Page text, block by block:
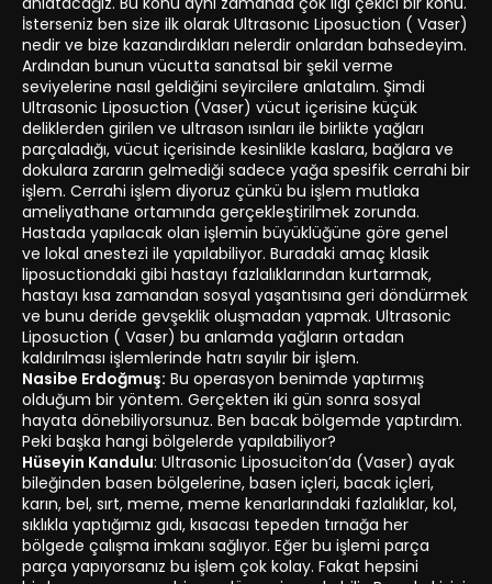
İsterseniz ben size ilk olarak Ultrasonıc Liposuction ( Vaser)
nedir ve bize kazandırdıkları nelerdir onlardan bahsedeyim.
Ardından bunun vücutta sanatsal bir şekil verme
seviyelerine nasıl geldiğini seyircilere anlatalım. Şimdi
Ultrasonic Liposuction (Vaser) vücut içerisine küçük
deliklerden girilen ve ultrason ısınları ile birlikte yağları
parçaladığı, vücut içerisinde kesinlikle kaslara, bağlara ve
dokulara zararın gelmediği sadece yağa spesifik cerrahi bir
işlem. Cerrahi işlem diyoruz çünkü bu işlem mutlaka
ameliyathane ortamında gerçekleştirilmek zorunda.
Hastada yapılacak olan işlemin büyüklüğüne göre genel
ve lokal anestezi ile yapılabiliyor. Buradaki amaç klasik
liposuctiondaki gibi hastayı fazlalıklarından kurtarmak,
hastayı kısa zamandan sosyal yaşantısına geri döndürmek
ve bunu deride gevşeklik oluşmadan yapmak. Ultrasonic
Liposuction ( Vaser) bu anlamda yağların ortadan
kaldırılması işlemlerinde hatrı sayılır bir işlem.
Nasibe Erdoğmuş: Bu operasyon benimde yaptırmış
olduğum bir yöntem. Gerçekten iki gün sonra sosyal
hayata dönebiliyorsunuz. Ben bacak bölgemde yaptırdım.
Peki başka hangi bölgelerde yapılabiliyor?
Hüseyin Kandulu: Ultrasonic Liposuciton’da (Vaser) ayak
bileğinden basen bölgelerine, basen içleri, bacak içleri,
karın, bel, sırt, meme, meme kenarlarındaki fazlalıklar, kol,
sıklıkla yaptığımız gıdı, kısacası tepeden tırnağa her
bölgede çalışma imkanı sağlıyor. Eğer bu işlemi parça
parça yapıyorsanız bu işlem çok kolay. Fakat hepsini